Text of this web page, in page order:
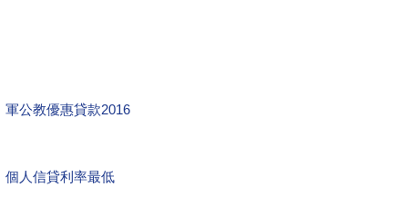
軍公教優惠貸款2016
個人信貸利率最低